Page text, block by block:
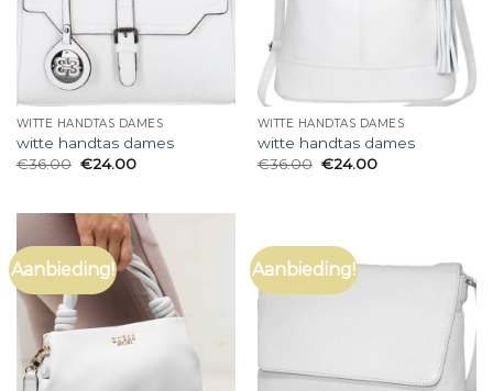
WITTE HANDTAS DAMES
witte handtas dames
€36.00 €24.00
WITTE HANDTAS DAMES
witte handtas dames
€36.00 €24.00
Aanbieding! Aanbieding!